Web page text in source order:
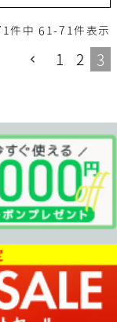
件中 61-71件表示
1 2 3